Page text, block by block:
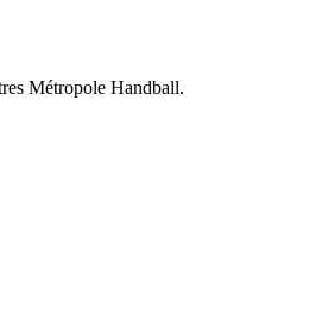
Métropole Handball.